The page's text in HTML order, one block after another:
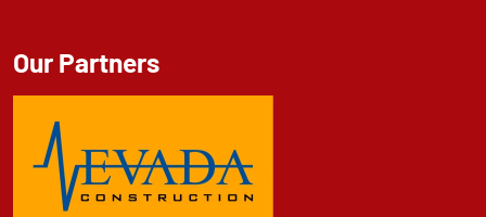
Our Partners